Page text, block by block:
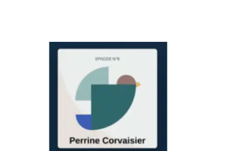
Interview de Perrine Corvaisier dans le
podcast Canary Call